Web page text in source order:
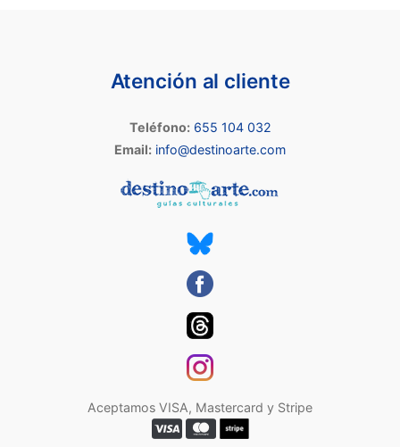
Atención al cliente
Teléfono: 655 104 032
Email: info@destinoarte.com
Aceptamos VISA, Mastercard y Stripe